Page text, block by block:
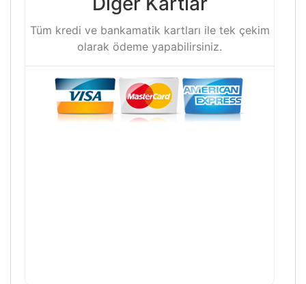
Tüm kredi ve bankamatik kartları ile tek çekim
olarak ödeme yapabilirsiniz.